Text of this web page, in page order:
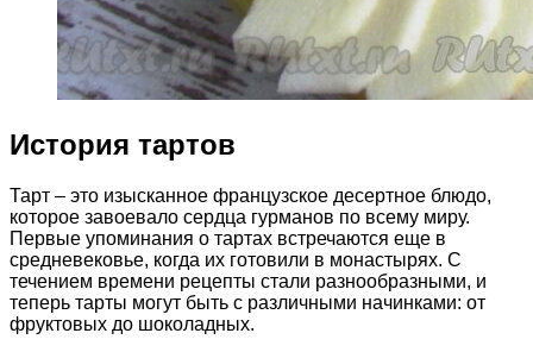
История тартов
Тарт – это изысканное французское десертное блюдо,
которое завоевало сердца гурманов по всему миру.
Первые упоминания о тартах встречаются еще в
средневековье, когда их готовили в монастырях. С
течением времени рецепты стали разнообразными, и
теперь тарты могут быть с различными начинками: от
фруктовых до шоколадных.